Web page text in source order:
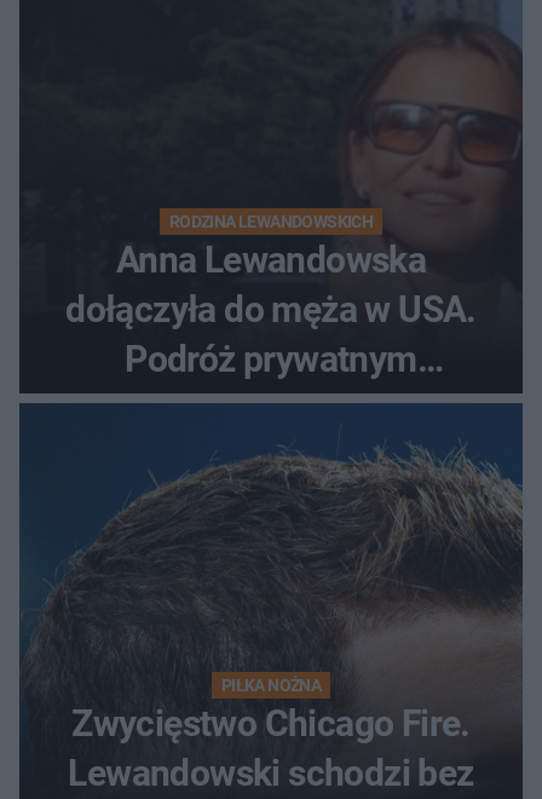
RODZINA LEWANDOWSKICH
Anna Lewandowska
dołączyła do męża w USA.
Podróż prywatnym
odrzutowcem to dopiero
początek!
PIŁKA NOŻNA
Zwycięstwo Chicago Fire.
Lewandowski schodzi bez